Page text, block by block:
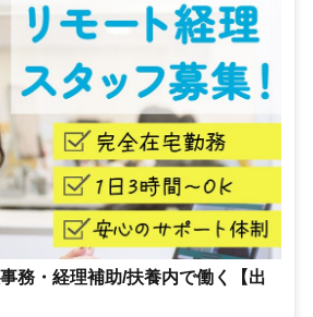
務・経理補助/扶養内で働く【出